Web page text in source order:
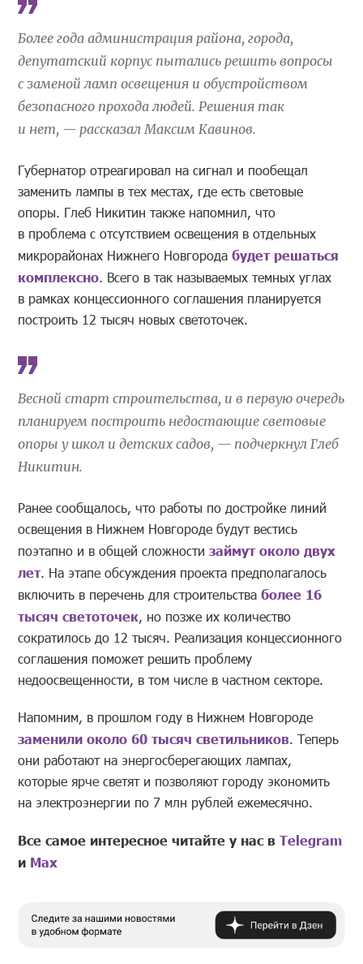
Более года администрация района, города,
депутатский корпус пытались решить вопросы
с заменой ламп освещения и обустройством
безопасного прохода людей. Решения так
и нет, — рассказал Максим Кавинов.
Губернатор отреагировал на сигнал и пообещал
заменить лампы в тех местах, где есть световые
опоры. Глеб Никитин также напомнил, что
в проблема с отсутствием освещения в отдельных
микрорайонах Нижнего Новгородабудет решаться
комплексно. Всего в так называемых темных углах
в рамках концессионного соглашения планируется
построить 12 тысяч новых светоточек.
Весной старт строительства, и в первую очередь
планируем построить недостающие световые
опоры у школ и детских садов, — подчеркнул Глеб
Никитин.
Ранее сообщалось, что работы по достройке линий
освещения в Нижнем Новгороде будут вестись
поэтапно и в общей сложностизаймут около двух
лет. На этапе обсуждения проекта предполагалось
включить в перечень для строительстваболее 16
тысяч светоточек, но позже их количество
сократилось до 12 тысяч. Реализация концессионного
соглашения поможет решить проблему
недоосвещенности, в том числе в частном секторе.
Напомним, в прошлом году в Нижнем Новгороде
заменили около 60 тысяч светильников. Теперь
они работают на энергосберегающих лампах,
которые ярче светят и позволяют городу экономить
на электроэнергии по 7 млн рублей ежемесячно.
Все самое интересное читайте у нас вTelegram
и Mах